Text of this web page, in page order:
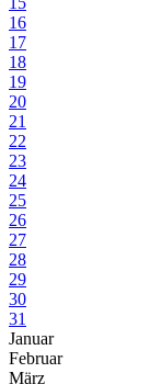
16
17
18
19
20
21
22
23
24
25
26
27
28
29
30
31
Januar
Februar
März